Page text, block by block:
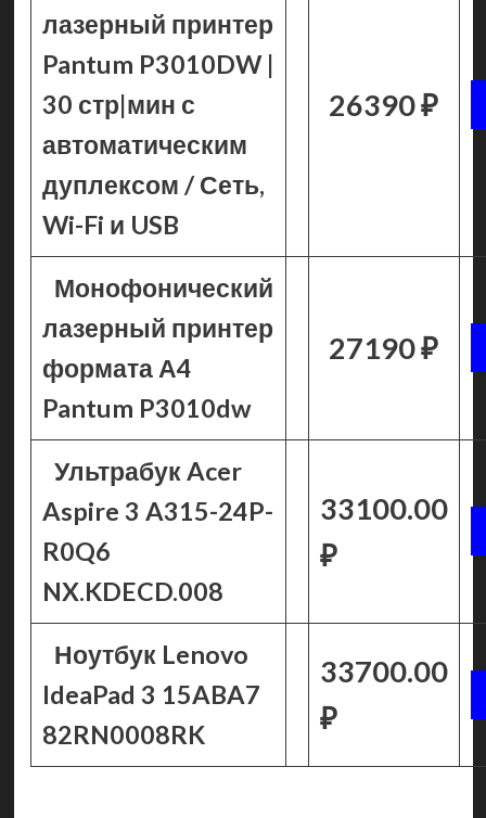
лазерный принтер
Pantum P3010DW |
30 стр|мин с
автоматическим
дуплексом / Сеть,
Wi-Fi и USB
26390 ₽
Монофонический
лазерный принтер
формата А4
Pantum P3010dw
27190 ₽
Ультрабук Acer
Aspire 3 A315-24P-
R0Q6
NX.KDECD.008
33100.00
₽
Ноутбук Lenovo
IdeaPad 3 15ABA7
82RN0008RK
33700.00
₽